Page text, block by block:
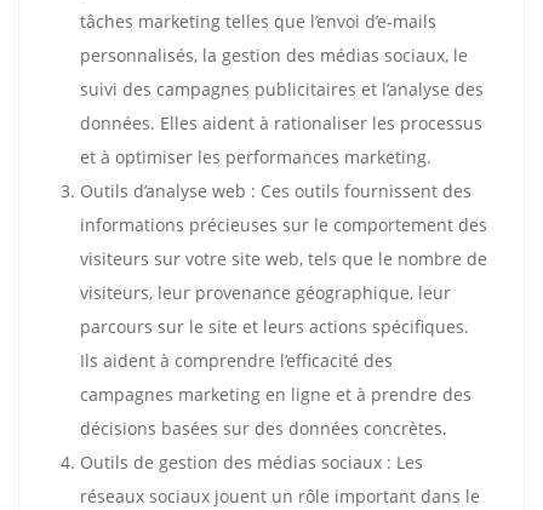
tâches marketing telles que l’envoi d’e-mails
personnalisés, la gestion des médias sociaux, le
suivi des campagnes publicitaires et l’analyse des
données. Elles aident à rationaliser les processus
et à optimiser les performances marketing.
Outils d’analyse web : Ces outils fournissent des
informations précieuses sur le comportement des
visiteurs sur votre site web, tels que le nombre de
visiteurs, leur provenance géographique, leur
parcours sur le site et leurs actions spécifiques.
Ils aident à comprendre l’efficacité des
campagnes marketing en ligne et à prendre des
décisions basées sur des données concrètes.
Outils de gestion des médias sociaux : Les
réseaux sociaux jouent un rôle important dans le